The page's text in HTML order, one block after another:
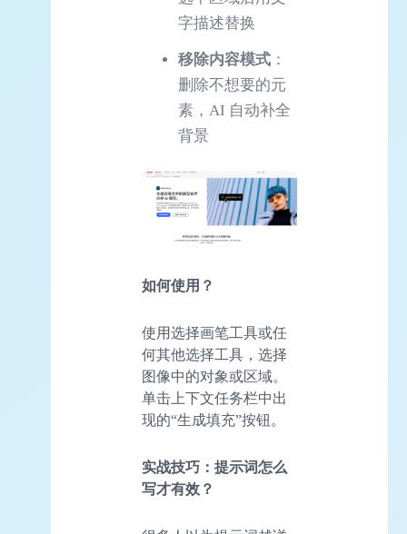
字描述替换
移除内容模式 ：
删除不想要的元
素，AI 自动补全
背景
如何使用？
使用选择画笔工具或任
何其他选择工具，选择
图像中的对象或区域。
单击上下文任务栏中出
现的“生成填充”按钮。
实战技巧：提示词怎么
写才有效？